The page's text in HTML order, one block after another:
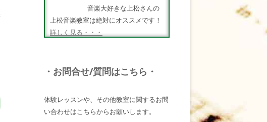
音楽大好きな上松さんの
上松音楽教室は絶対にオススメです！
詳しく見る・・・
FMキタQ.ラジオパーソナ
知識が豊富で頼りになる
超おすすめしたい人です♪
・お問合せ/質問はこちら・
体験レッスンや、その他教室に関するお問
い合わせはこちらからお願いします。